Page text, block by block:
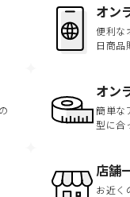
オン
便利な
日商品
オン
簡単な
型に合
店舗
お近く